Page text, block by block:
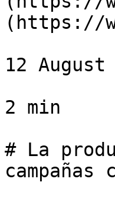
(https://
12 August
2 min
# La